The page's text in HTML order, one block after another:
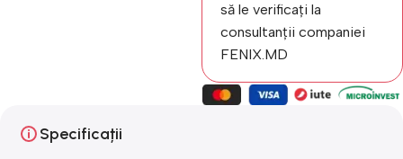
să le verificați la
consultanții companiei
FENIX.MD
Specificații